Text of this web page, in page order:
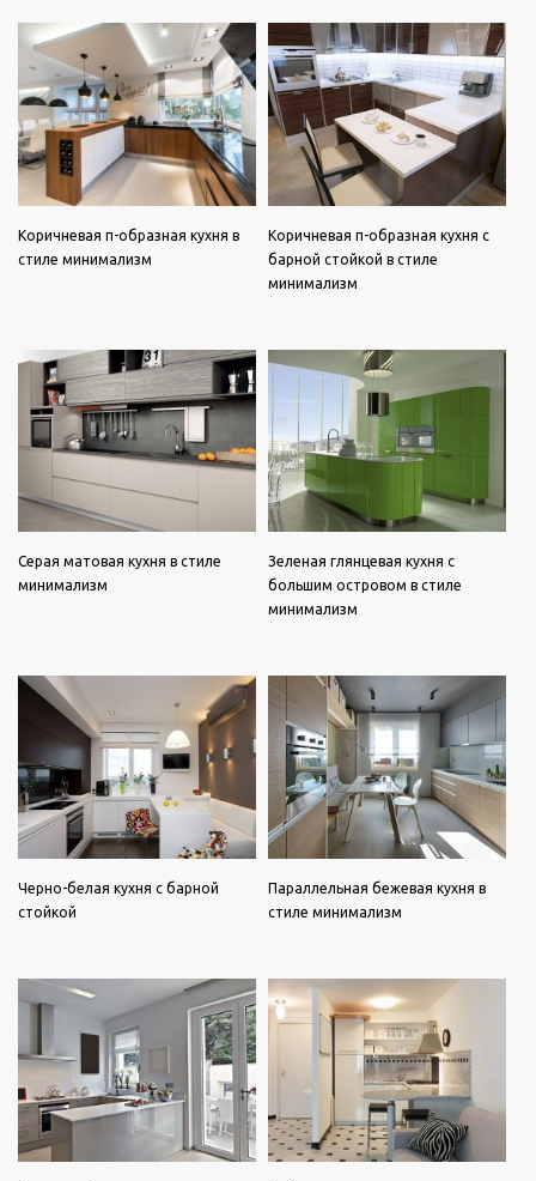
Коричневая п-образная кухня в
стиле минимализм
Коричневая п-образная кухня с
барной стойкой в стиле
минимализм
Серая матовая кухня в стиле
минимализм
Зеленая глянцевая кухня с
большим островом в стиле
минимализм
Черно-белая кухня с барной
стойкой
Параллельная бежевая кухня в
стиле минимализм